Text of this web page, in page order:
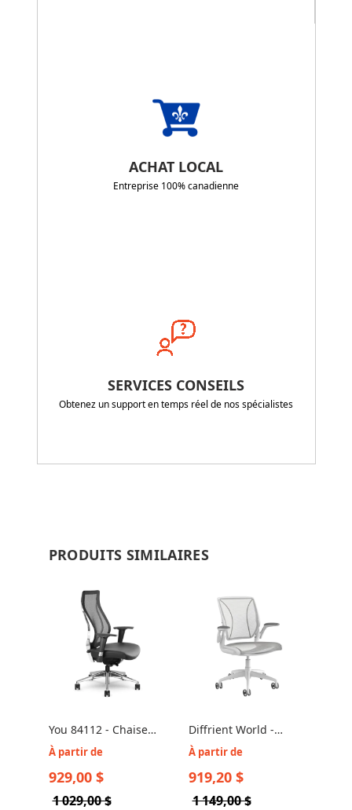
ACHAT LOCAL
Entreprise 100% canadienne
SERVICES CONSEILS
Obtenez un support en temps réel de nos spécialistes
PRODUITS SIMILAIRES
You 84112 - Chaise
Exécutive Design par
À partir de
929,00 $
1 029,00 $
Diffrient World -
Chaise de Bureau
À partir de
919,20 $
1 149,00 $